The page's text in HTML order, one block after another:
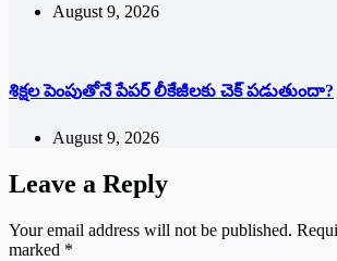
August 9, 2026
శిక్షల పెంపుతోనే పేపర్ లీకేజీలకు చెక్ పడుతుందా?
August 9, 2026
Leave a Reply
Your email address will not be published.
marked *